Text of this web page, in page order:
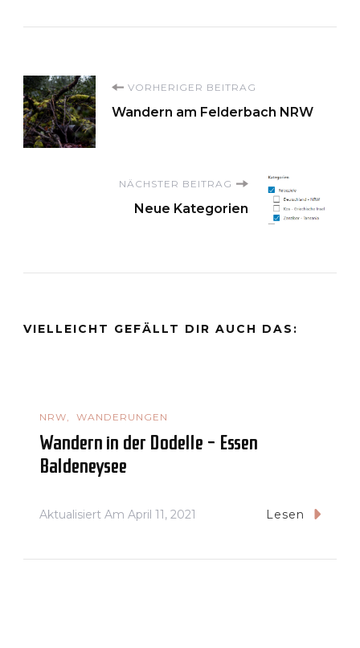
Beitragsnavigation
VORHERIGER BEITRAG
Wandern am Felderbach NRW
NÄCHSTER BEITRAG
Neue Kategorien
VIELLEICHT GEFÄLLT DIR AUCH DAS:
NRW WANDERUNGEN
Wandern in der Dodelle – Essen
Baldeneysee
Aktualisiert Am April 11, 2021 Lesen